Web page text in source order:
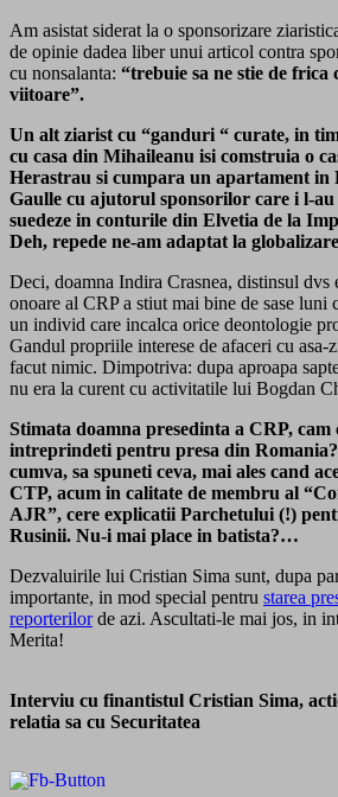
Am asistat siderat la o sponsorizare
de opinie dadea liber unui articol contra
cu nonsalanta: “trebuie sa ne stie de frica
viitoare”.
Un alt ziarist cu “ganduri “ curate, in
cu casa din Mihaileanu isi comstruia o
Herastrau si cumpara un apartament in
Gaulle cu ajutorul sponsorilor care i l-
suedeze in conturile din Elvetia de la
Deh, repede ne-am adaptat la
Deci, doamna Indira Crasnea, distinsul dvs
onoare al CRP a stiut mai bine de sase luni
un individ care incalca orice deontologie
Gandul propriile interese de afaceri cu asa-
facut nimic. Dimpotriva: dupa aproapa
nu era la curent cu activitatile lui Bogdan
Stimata doamna presedinta a CRP, cam
intreprindeti pentru presa din
cumva, sa spuneti ceva, mai ales cand
CTP, acum in calitate de membru al
AJR”, cere explicatii Parchetului (!)
Rusinii. Nu-i mai place in batista?…
Dezvaluirile lui Cristian Sima sunt, dupa
importante, in mod special pentru starea
reporterilorde azi. Ascultati-le mai jos, in
Merita!
Interviu cu finantistul Cristian Sima,
relatia sa cu Securitatea